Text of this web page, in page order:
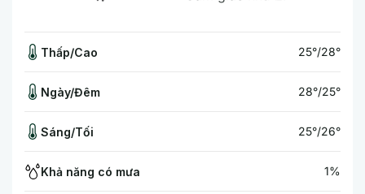
Thấp/Cao 25°/28°
Ngày/Đêm 28°/25°
Sáng/Tối 25°/26°
Khả năng có mưa 1%